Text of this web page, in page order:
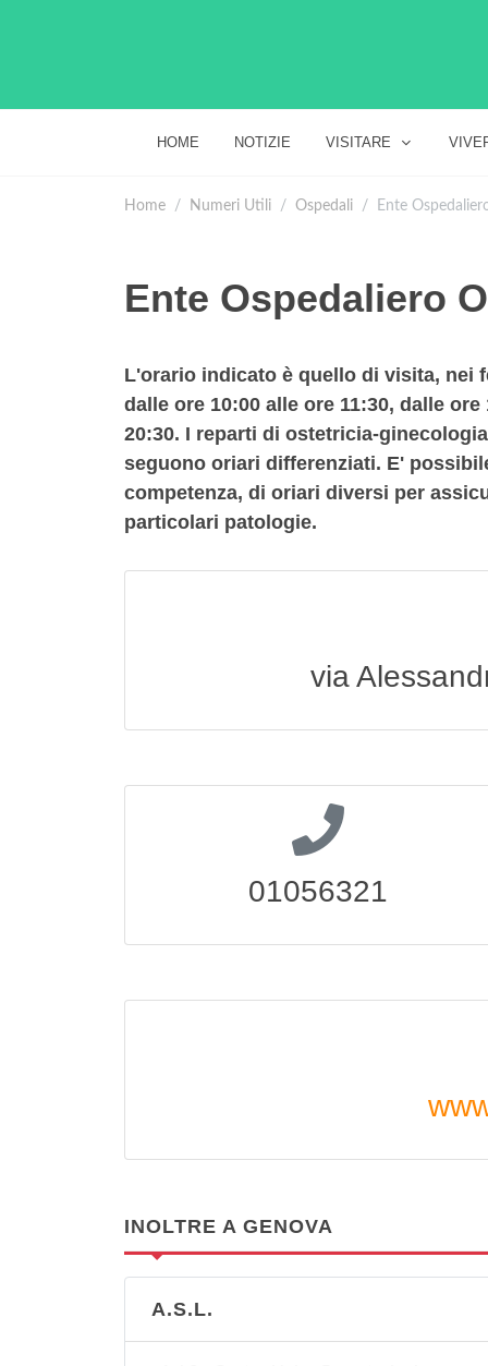
HOME NOTIZIE VISITARE
Home Numeri Utili Ospedali Ente
Ente Ospedaliero
L'orario indicato è quello di visita, nei
dalle ore 10:00 alle ore 11:30, dalle
20:30. I reparti di ostetricia-
seguono oriari differenziati. E'
competenza, di oriari diversi per
particolari patologie.
via
01056321
INOLTRE A GENOVA
A.S.L.